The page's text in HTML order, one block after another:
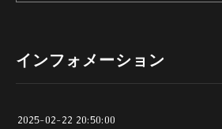
インフォメーション
2025-02-22 20:50:00